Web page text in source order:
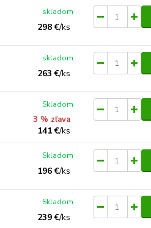
298 €/ks
skladom
263 €/ks
skladom
3 % zľava
141 €/ks
Skladom
196 €/ks
Skladom
239 €/ks
Skladom